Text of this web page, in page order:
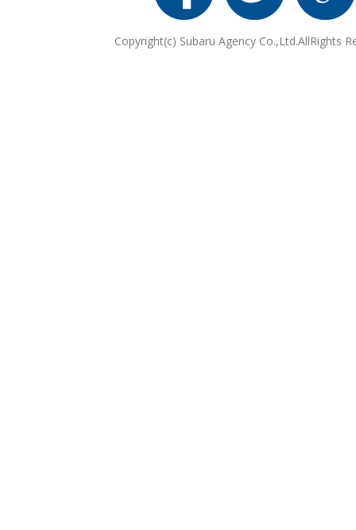
Copyright(c) Subaru Agency Co.,Ltd.AllRights